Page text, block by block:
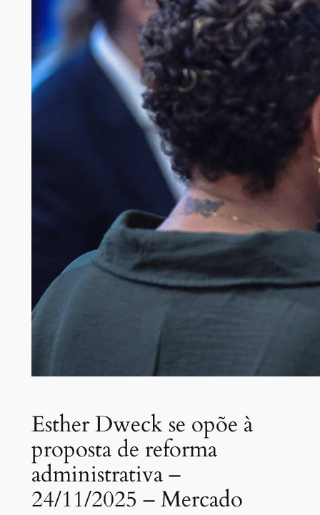
Esther Dweck se opõe à
proposta de reforma
administrativa –
24/11/2025 – Mercado